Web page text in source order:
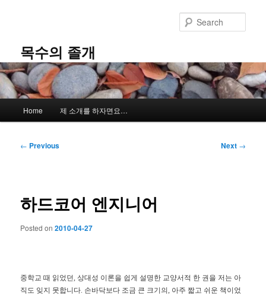
content목수의 졸개
Home 제 소개를 하자면요…
Post
← Previous Next →
하드코어 엔지니어
Posted on2010-04-27
중학교 때 읽었던,상대성 이론을 쉽게 설명한 교양서적 한 권을 저는 아
직도 잊지 못합니다. 손바닥보다 조금 큰 크기의, 아주 짧고 쉬운 책이었